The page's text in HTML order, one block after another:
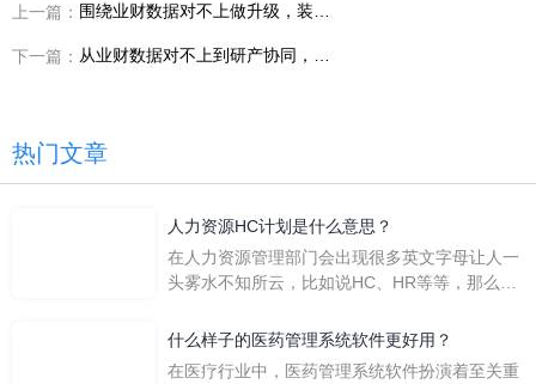
上一篇：
下一篇：
热门文章
人力资源HC计划是什么意思？
在人力资源管理部门会出现很多英文字母让人一
头雾水不知所云，比如说HC、HR等等，那么它
么呢？
什么样子的医药管理系统软件更好用？
在医疗行业中，医药管理系统软件扮演着至关重